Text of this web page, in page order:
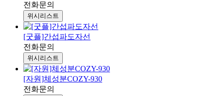
전화문의
위시리스트
[굿플]간섭파도자선
전화문의
위시리스트
[자원]체성분COZY-930
전화문의